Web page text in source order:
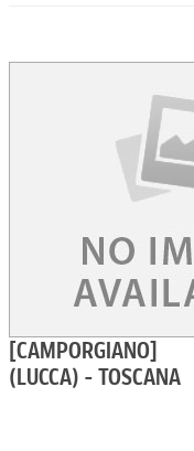
[CAMPORGIANO]
(LUCCA) - TOSCANA